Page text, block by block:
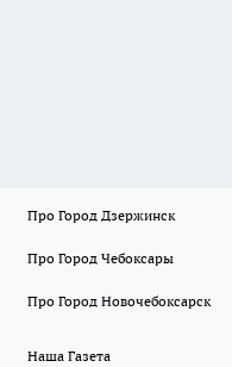
Про Город Дзержинск
Про Город Чебоксары
Про Город Новочебоксарск
Наша Газета